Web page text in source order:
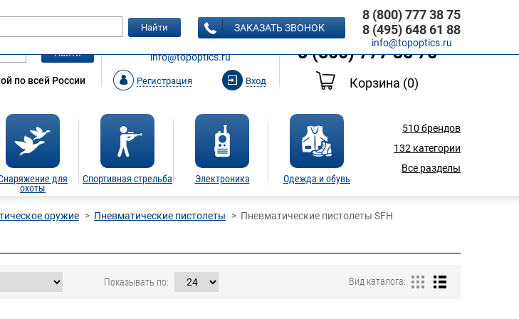
Найти
по всей России
ЗАКАЗАТЬ ЗВОНОК
info@topoptics.ru
Регистрация Вход
8 (495) 648 61 88
8 (800) 777 38 75
Корзина (0)
для
охоты
Спортивная стрельба Электроника Одежда и обувь
510 брендов
132 категории
Все разделы
Найти ЗАКАЗАТЬ ЗВОНОК
8 (800) 777 38 75
8 (495) 648 61 88
info@topoptics.ru
оружие Пневматические пистолеты Пневматические пистолеты SFH
Показывать по: Вид каталога: